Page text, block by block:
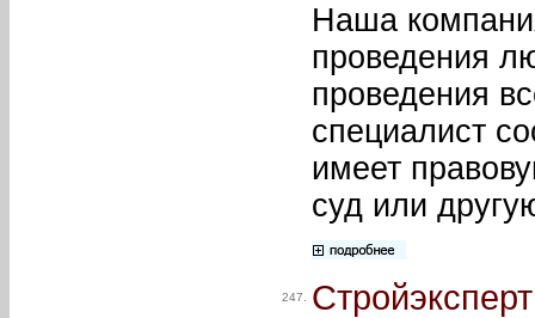
Наша
проведения
проведения
специалист
имеет
суд или
247.